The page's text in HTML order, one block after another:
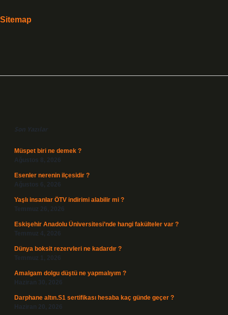
Sitemap
Son Yazılar
Müspet biri ne demek ?
Ağustos 8, 2026
Esenler nerenin ilçesidir ?
Ağustos 6, 2026
Yaşlı insanlar ÖTV indirimi alabilir mi ?
Temmuz 26, 2026
Eskişehir Anadolu Üniversitesi’nde hangi fakülteler var ?
Temmuz 4, 2026
Dünya boksit rezervleri ne kadardır ?
Temmuz 1, 2026
Amalgam dolgu düştü ne yapmalıyım ?
Haziran 30, 2026
Darphane altın.S1 sertifikası hesaba kaç günde geçer ?
Haziran 20, 2026